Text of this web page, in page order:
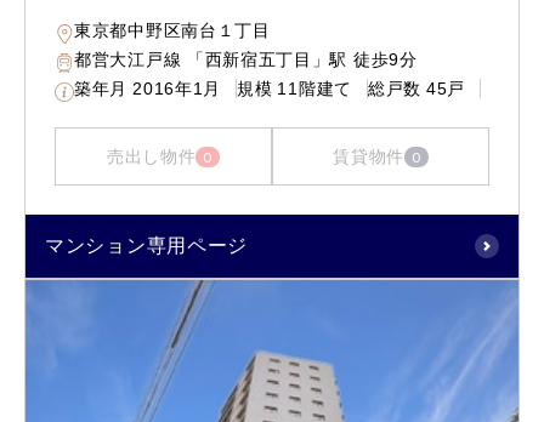
東京都中野区南台１丁目
都営大江戸線 「西新宿五丁目」駅 徒歩9分
築年月 2016年1月 規模 11階建て 総戸数 45戸
売出し物件 0 賃貸物件 0
マンション専用ページ